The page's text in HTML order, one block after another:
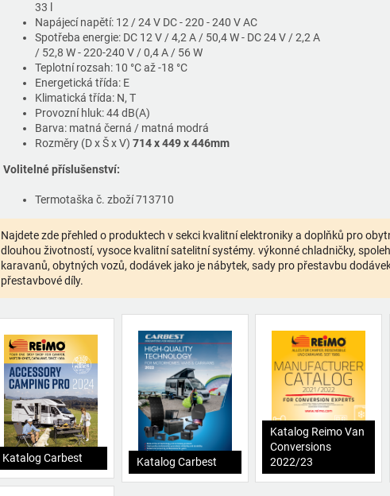
33 l
Napájecí napětí: 12 / 24 V DC - 220 - 240 V AC
Spotřeba energie: DC 12 V / 4,2 A / 50,4 W - DC 24 V / 2,2 A
/ 52,8 W - 220-240 V / 0,4 A / 56 W
Teplotní rozsah: 10 °C až -18 °C
Energetická třída: E
Klimatická třída: N, T
Provozní hluk: 44 dB(A)
Barva: matná černá / matná modrá
Rozměry (D x Š x V) 714 x 449 x 446mm
Volitelné příslušenství:
Termotaška č. zboží 713710
Najdete zde přehled o produktech v sekci kvalitní elektroniky a doplňků pro
dlouhou životností, vysoce kvalitní satelitní systémy. výkonné chladničky,
karavanů, obytných vozů, dodávek jako je nábytek, sady pro přestavbu
přestavbové díly.
Katalog Carbest Katalog Carbest
Katalog Reimo Van
Conversions
2022/23